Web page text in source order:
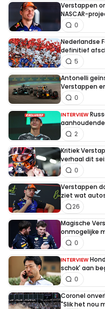
Verstappen
NASCAR-
0
Nederlandse
definitief
5
Antonelli
Verstappen
0
INTERVIEW
2
Kritiek
verhaal dit
0
Verstappen
ziet wat
26
Magische
onmogelijke
0
INTERVIEW
schok' aan
0
Coronel
"Slik het nou